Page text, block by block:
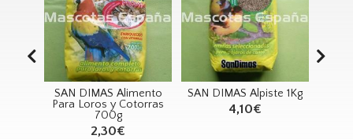
SAN DIMAS Alimento
Para Loros y Cotorras
700g
2,30€
SAN DIMAS Alpiste 1Kg
4,10€